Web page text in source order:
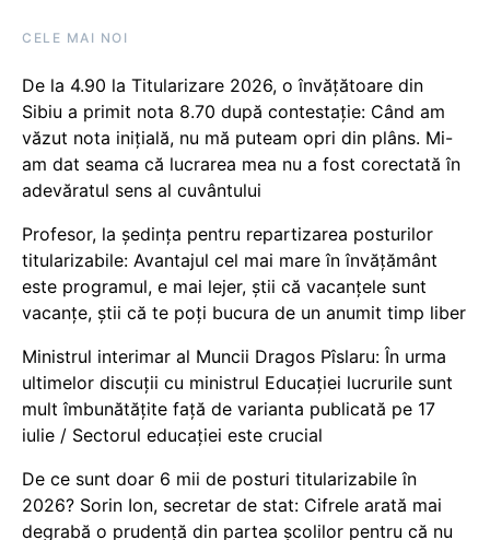
CELE MAI NOI
De la 4.90 la Titularizare 2026, o învățătoare din
Sibiu a primit nota 8.70 după contestație: Când am
văzut nota inițială, nu mă puteam opri din plâns. Mi-
am dat seama că lucrarea mea nu a fost corectată în
adevăratul sens al cuvântului
Profesor, la ședința pentru repartizarea posturilor
titularizabile: Avantajul cel mai mare în învățământ
este programul, e mai lejer, știi că vacanțele sunt
vacanţe, știi că te poți bucura de un anumit timp liber
Ministrul interimar al Muncii Dragos Pîslaru: În urma
ultimelor discuții cu ministrul Educației lucrurile sunt
mult îmbunătățite față de varianta publicată pe 17
iulie / Sectorul educației este crucial
De ce sunt doar 6 mii de posturi titularizabile în
2026? Sorin Ion, secretar de stat: Cifrele arată mai
degrabă o prudență din partea școlilor pentru că nu